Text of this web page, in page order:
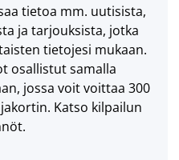
tietoa mm. uutisista,
ja tarjouksista, jotka
tietojesi mukaan.
osallistut samalla
jossa voit voittaa 300
Katso kilpailun